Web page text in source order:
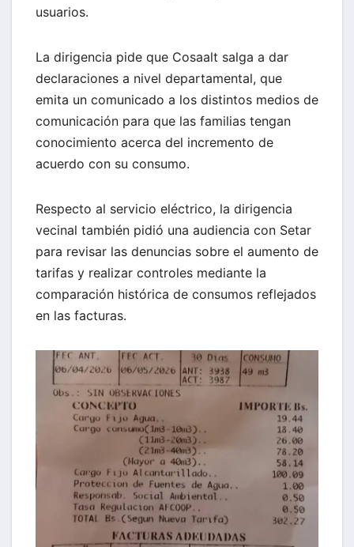
usuarios.
La dirigencia pide que Cosaalt salga a dar
declaraciones a nivel departamental, que
emita un comunicado a los distintos medios de
comunicación para que las familias tengan
conocimiento acerca del incremento de
acuerdo con su consumo.
Respecto al servicio eléctrico, la dirigencia
vecinal también pidió una audiencia con Setar
para revisar las denuncias sobre el aumento de
tarifas y realizar controles mediante la
comparación histórica de consumos reflejados
en las facturas.